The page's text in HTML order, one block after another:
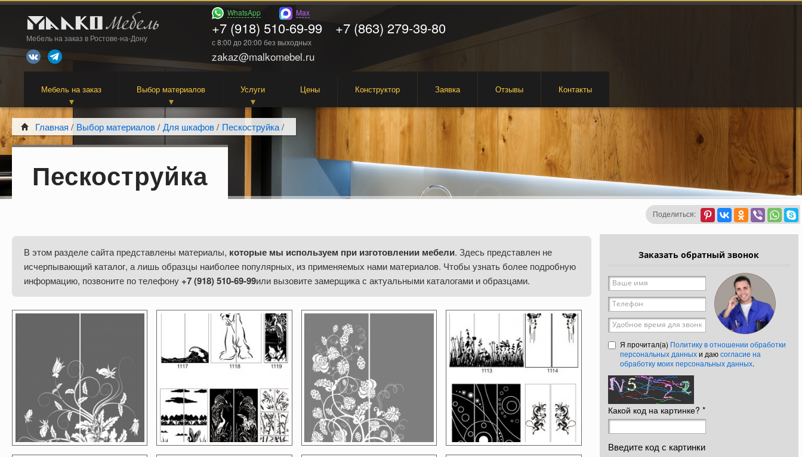
Мебель на заказ в Ростове-на-Дону
WhatsApp Max
+7 (918) 510-69-99 +7 (863) 279-39-80
с 8:00 до 20:00 без выходных
zakaz@malkomebel.ru
Мебель на заказ Выбор материалов Услуги Цены Конструктор Заявка Отзывы Контакты
Главная / Выбор материалов/ Для шкафов/ Пескоструйка/
Пескоструйка
Поделиться:
В этом разделе сайта представлены материалы, которые мы используем при изготовлении мебели. Здесь представлен не
исчерпывающий каталог, а лишь образцы наиболее популярных, из применяемых нами материалов. Чтобы узнать более подробную
информацию, позвоните по телефону +7 (918) 510-69-99или вызовите замерщика с актуальными каталогами и образцами.
Заказать обратный звонок
Ваше имя*
Телефон*
Удобное время для звонка
Я прочитал(а) Политику в отношении обработки
персональных данныхи даюсогласие на
обработку моих персональных данных.
Какой код на картинке? *
Введите код с картинки